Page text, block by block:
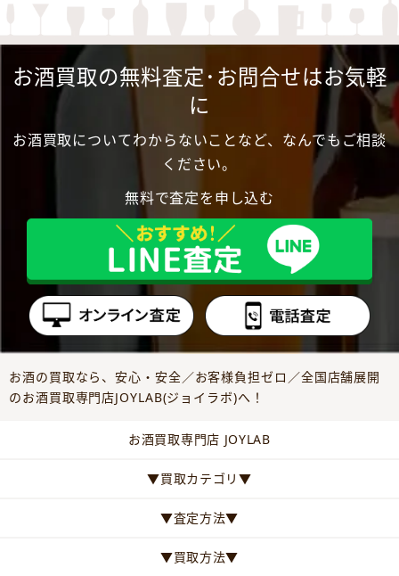
お酒買取の無料査定･お問合せはお気軽
に
お酒買取についてわからないことなど、なんでもご相談
ください。
無料で査定を申し込む
お酒の買取なら、安心・安全／お客様負担ゼロ／全国店舗展開
のお酒買取専門店JOYLAB(ジョイラボ)へ！
お酒買取専門店 JOYLAB
▼買取カテゴリ▼
▼査定方法▼
▼買取方法▼